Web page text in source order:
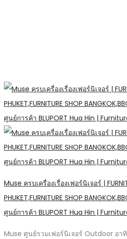
Muse ครบเครื่องเรื่องเฟอร์นิเจอร์ |
PHUKET,FURNITURE SHOP
ศูนย์การค้า BLUPORT Hua Hin |
Muse ศูนย์รวมเฟอร์นิเจอร์ Outdoor อา